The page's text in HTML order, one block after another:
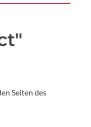
Seiten des